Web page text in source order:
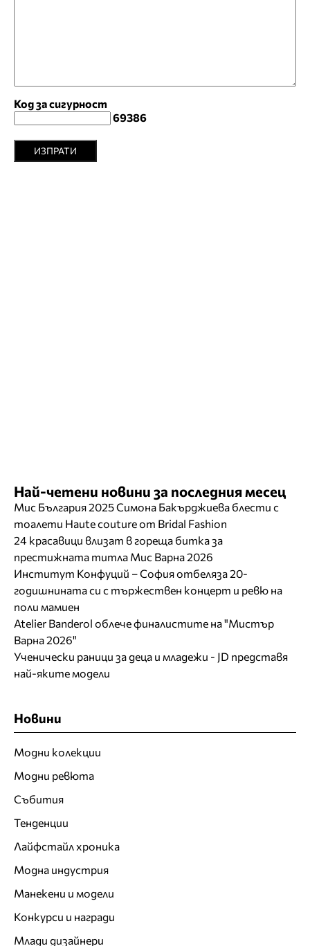
Код за сигурност
69386
ИЗПРАТИ
Най-четени новини за последния месец
Мис България 2025 Симона Бакърджиева блести с
тоалети Haute couture от Bridal Fashion
24 красавици влизат в гореща битка за
престижната титла Мис Варна 2026
Институт Конфуций – София отбеляза 20-
годишнината си с тържествен концерт и ревю на
поли мамиен
Atelier Banderol облече финалистите на "Мистър
Варна 2026"
Ученически раници за деца и младежи - JD представя
най-яките модели
Новини
Модни колекции
Модни ревюта
Събития
Тенденции
Лайфстайл хроника
Модна индустрия
Манекени и модели
Конкурси и награди
Млади дизайнери